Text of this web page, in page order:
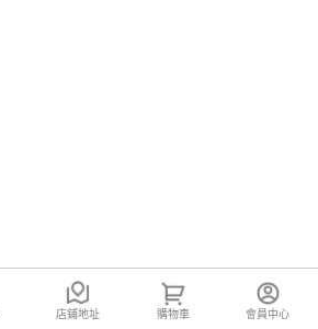
店鋪地址 購物車 會員中心